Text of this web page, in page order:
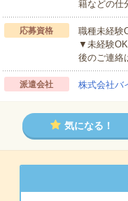
籍などの
応募資格
職種未経験
▼未経験
後のご連絡
派遣会社 株式会社バ
気になる！